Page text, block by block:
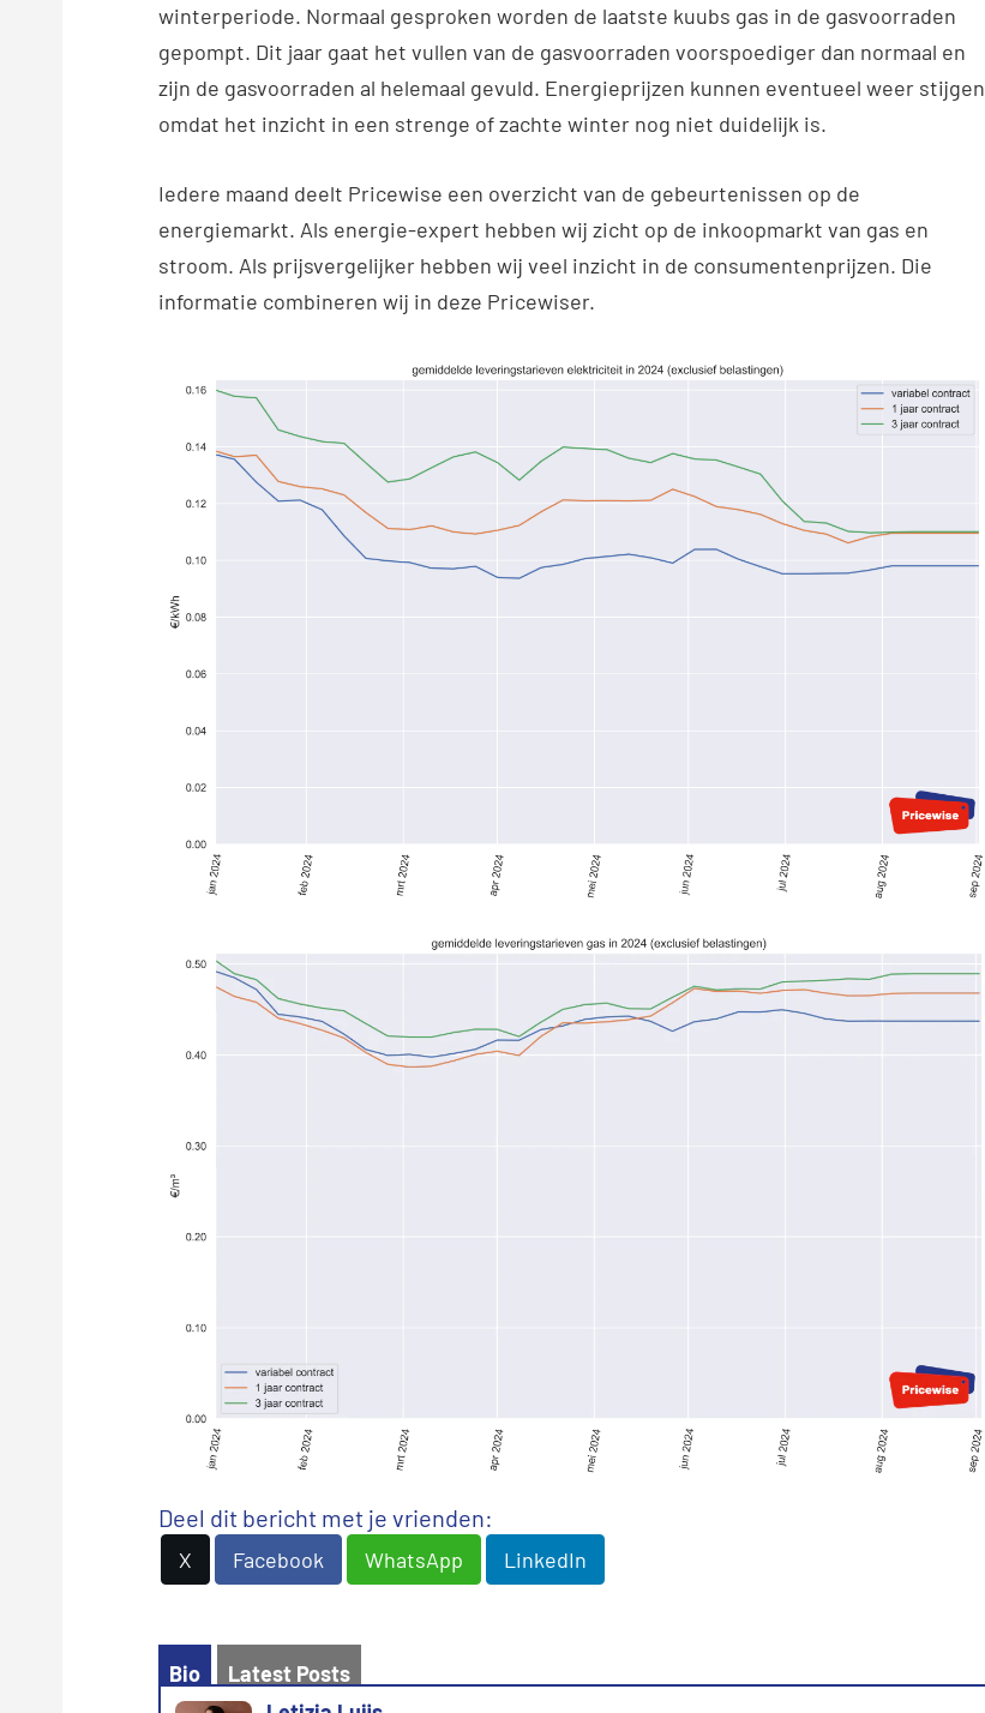
winterperiode. Normaal gesproken worden de laatste kuubs gas in de gasvoorraden
gepompt. Dit jaar gaat het vullen van de gasvoorraden voorspoediger dan normaal en
zijn de gasvoorraden al helemaal gevuld. Energieprijzen kunnen eventueel weer stijgen
omdat het inzicht in een strenge of zachte winter nog niet duidelijk is.
Iedere maand deelt Pricewise een overzicht van de gebeurtenissen op de
energiemarkt. Als energie-expert hebben wij zicht op de inkoopmarkt van gas en
stroom. Als prijsvergelijker hebben wij veel inzicht in de consumentenprijzen. Die
informatie combineren wij in deze Pricewiser.
Deel dit bericht met je vrienden:
X Facebook WhatsApp LinkedIn
Bio
Latest Posts